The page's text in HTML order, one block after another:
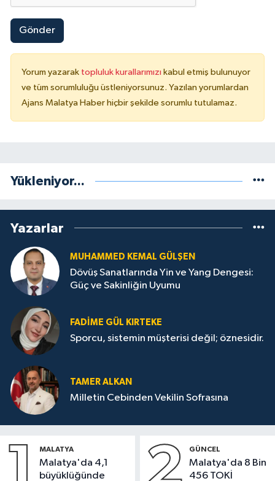
Gönder
Yorum yazarak topluluk kurallarımızı kabul etmiş bulunuyor
ve tüm sorumluluğu üstleniyorsunuz. Yazılan yorumlardan
Ajans Malatya Haber hiçbir şekilde sorumlu tutulamaz.
Yükleniyor...
Yazarlar
MUHAMMED KEMAL GÜLŞEN
Dövüş Sanatlarında Yin ve Yang Dengesi:
Güç ve Sakinliğin Uyumu
FADIME GÜL KIRTEKE
Sporcu, sistemin müşterisi değil; öznesidir.
TAMER ALKAN
Milletin Cebinden Vekilin Sofrasına
MALATYA
Malatya'da 4,1
büyüklüğünde
GÜNCEL
Malatya'da 8 Bin
456 TOKİ